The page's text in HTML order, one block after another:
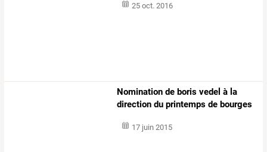
25 oct. 2016
Nomination de boris vedel à la
direction du printemps de bourges
17 juin 2015